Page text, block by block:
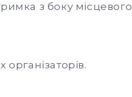
з боку місцевого
організаторів.